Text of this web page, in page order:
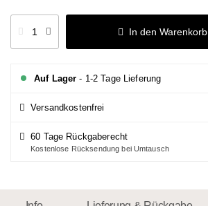
In den Warenkorb
Auf Lager - 1-2 Tage Lieferung
Versandkostenfrei
60 Tage Rückgaberecht
Kostenlose Rücksendung bei Umtausch